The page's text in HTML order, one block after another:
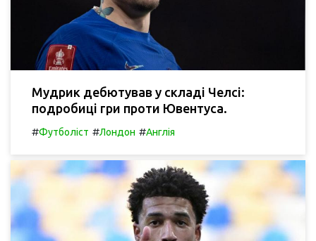
Мудрик дебютував у складі Челсі:
подробиці гри проти Ювентуса.
#Футболіст #Лондон #Англія